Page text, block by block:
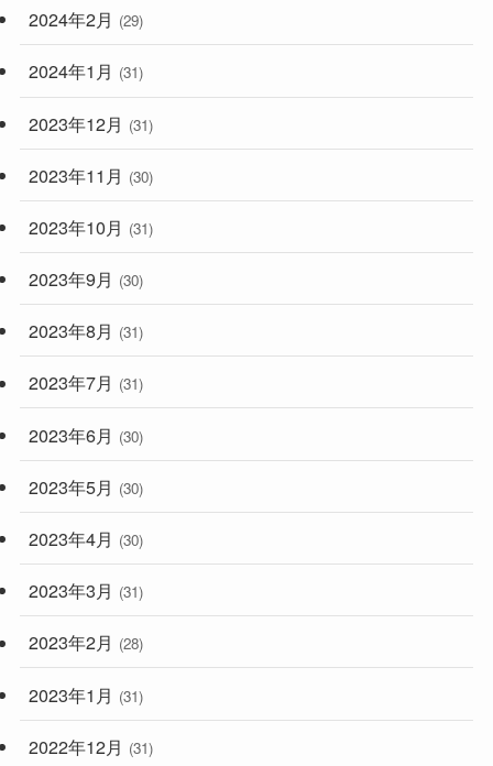
2024年2月 (29)
2024年1月 (31)
2023年12月 (31)
2023年11月 (30)
2023年10月 (31)
2023年9月 (30)
2023年8月 (31)
2023年7月 (31)
2023年6月 (30)
2023年5月 (30)
2023年4月 (30)
2023年3月 (31)
2023年2月 (28)
2023年1月 (31)
2022年12月 (31)